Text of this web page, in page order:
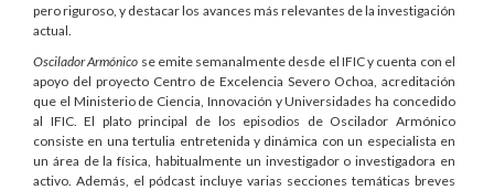
pero riguroso, y destacar los avances más relevantes de la investigación
actual.
Oscilador Armónico se emite semanalmente desde el IFIC y cuenta con el
apoyo del proyecto Centro de Excelencia Severo Ochoa, acreditación
que el Ministerio de Ciencia, Innovación y Universidades ha concedido
al IFIC. El plato principal de los episodios de Oscilador Armónico
consiste en una tertulia entretenida y dinámica con un especialista en
un área de la física, habitualmente un investigador o investigadora en
activo. Además, el pódcast incluye varias secciones temáticas breves